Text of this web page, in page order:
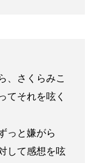
、さくらみこ
てそれを呟く
っと嫌がら
して感想を呟